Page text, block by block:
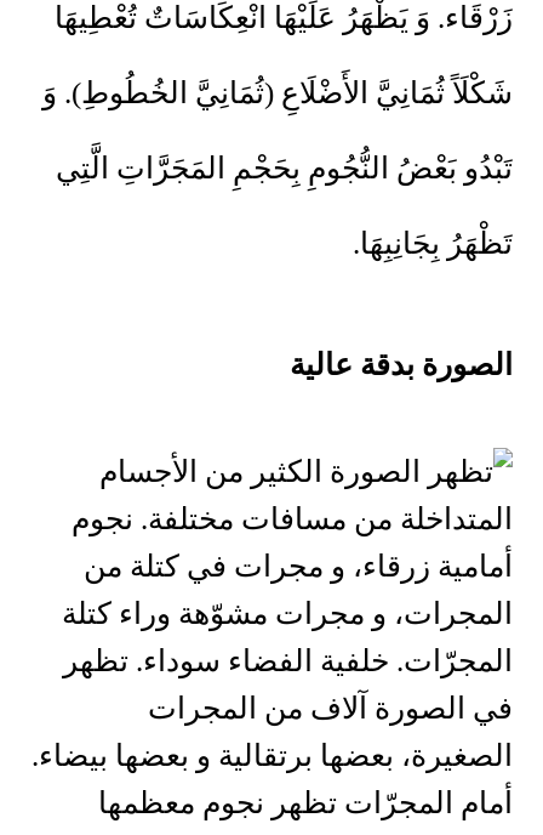
زَرْقَاء. وَ يَظْهَرُ عَلَيْهَا انْعِكَاسَاتٌ تُعْطِيهَا
شَكْلَاً ثُمَانِيَّ الأَضْلَاعِ (ثُمَانِيَّ الخُطُوطِ). وَ
تَبْدُو بَعْضُ النُّجُومِ بِحَجْمِ المَجَرَّاتِ الَّتِي
تَظْهَرُ بِجَانِبِهَا.
الصورة بدقة عالية